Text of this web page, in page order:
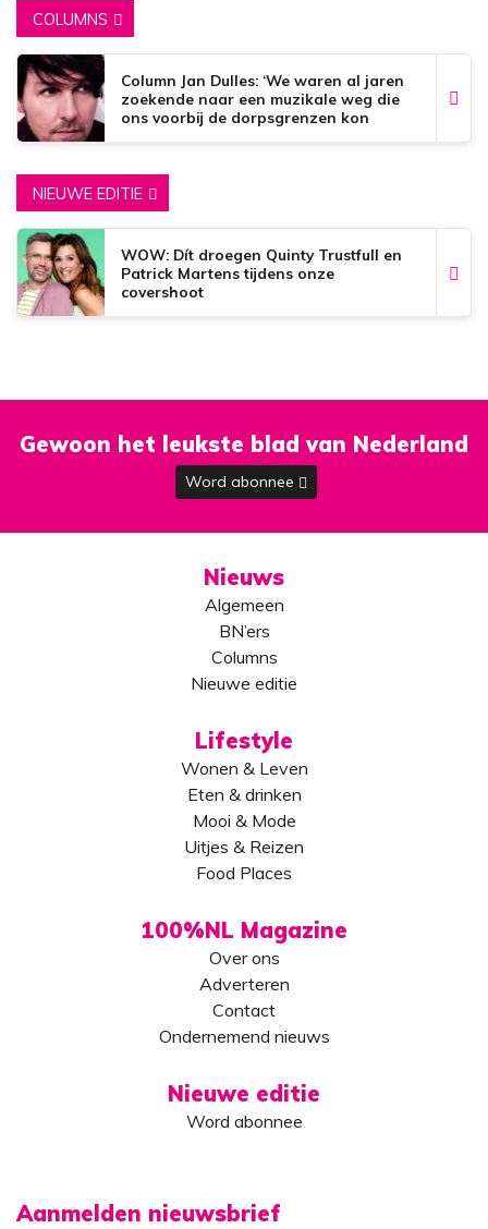
COLUMNS
Column Jan Dulles: ‘We waren al jaren
zoekende naar een muzikale weg die
ons voorbij de dorpsgrenzen kon
NIEUWE EDITIE
WOW: Dít droegen Quinty Trustfull en
Patrick Martens tijdens onze
covershoot
Gewoon het leukste blad van Nederland
Word abonnee
Nieuws
Algemeen
BN’ers
Columns
Nieuwe editie
Lifestyle
Wonen & Leven
Eten & drinken
Mooi & Mode
Uitjes & Reizen
Food Places
100%NL Magazine
Over ons
Adverteren
Contact
Ondernemend nieuws
Nieuwe editie
Word abonnee
Aanmelden nieuwsbrief